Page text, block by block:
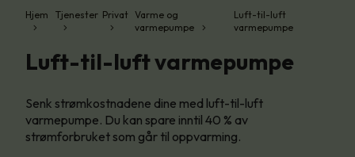
Hjem Tjenester Privat Varme og
varmepumpe
Luft-til-luft
varmepumpe
Luft-til-luft varmepumpe
Senk strømkostnadene dine med luft-til-luft
varmepumpe. Du kan spare inntil 40 % av
strømforbruket som går til oppvarming.